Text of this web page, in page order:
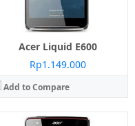
Acer Liquid E600
Rp1.149.000
Add to Compare
View Details →